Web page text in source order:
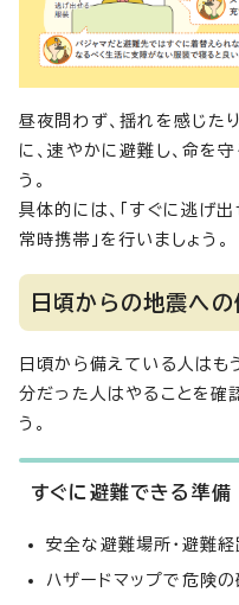
昼夜問わず、揺れを感じた
に、速やかに避難し、命を
う。
具体的には、「すぐに逃げ
常時携帯」を行いましょう。
日頃からの地震へ
日頃から備えている人はも
分だった人はやることを確
う。
すぐに避難できる準備
安全な避難場所・避難
ハザードマップで危険の